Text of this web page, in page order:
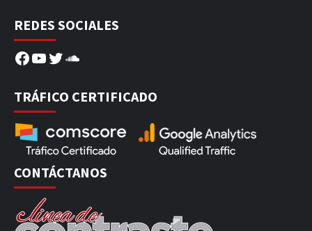
REDES SOCIALES
Facebook
YouTube
Twitter
SoundCloud
TRÁFICO CERTIFICADO
CONTÁCTANOS